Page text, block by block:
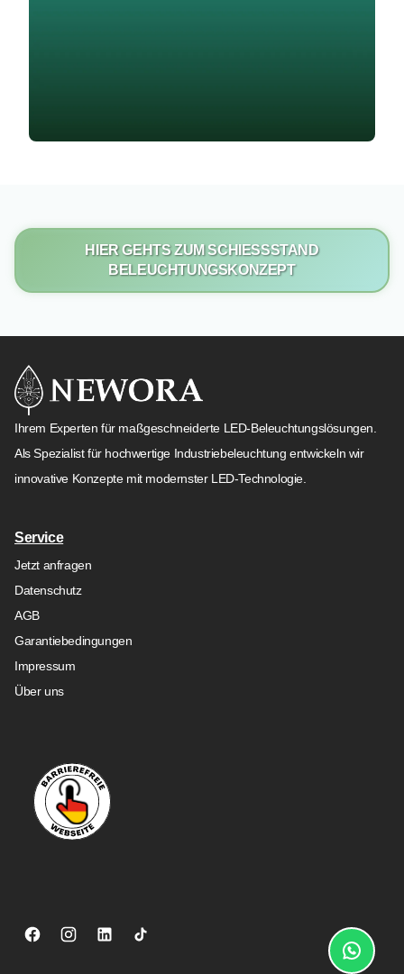
HIER GEHTS ZUM SCHIESSSTAND B
ELEUCHTUNGSKONZEPT
Ihrem Experten für maßgeschneiderte LED-Beleuchtungslösungen.
Als Spezialist für hochwertige Industriebeleuchtung entwickeln wir
innovative Konzepte mit modernster LED-Technologie.
Service
Jetzt anfragen
Datenschutz
AGB
Garantiebedingungen
Impressum
Über uns